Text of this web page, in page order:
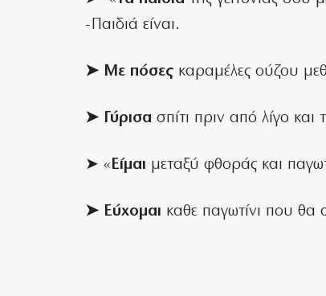
-Παιδιά είναι.
➤ Με πόσες καραμέλες ούζου
➤ Γύρισα σπίτι πριν από λίγο
➤ «Είμαι μεταξύ φθοράς και
➤ Εύχομαι καθε παγωτίνι που θα